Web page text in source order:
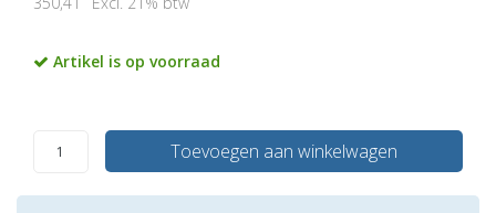
Artikel is op voorraad
Toevoegen aan winkelwagen